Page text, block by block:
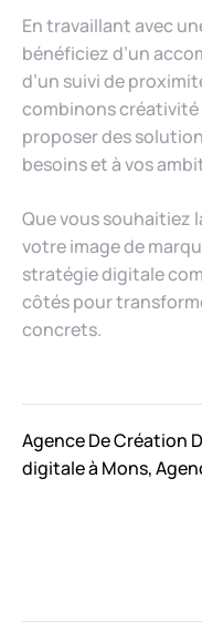
En travaillant avec
bénéficiez d’un
d’un suivi de
combinons
proposer des
besoins et à vos
Que vous souhaitiez
votre image de
stratégie digitale
côtés pour
concrets.
Agence De Création
digitale à Mons,